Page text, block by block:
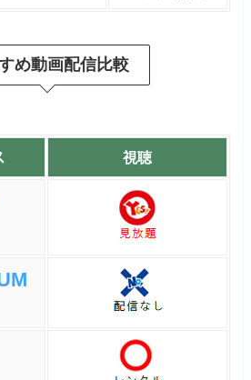
め動画配信比較
視聴